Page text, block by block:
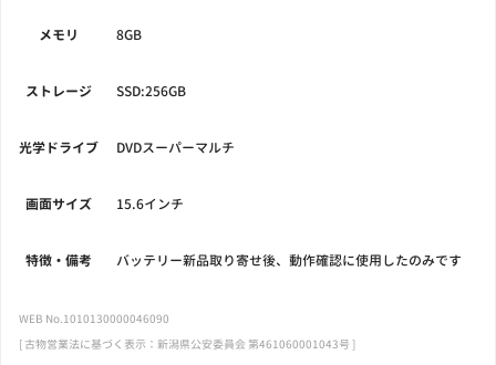
メモリ 8GB
ストレージ SSD:256GB
光学ドライブ DVDスーパーマルチ
画面サイズ 15.6インチ
特徴・備考 バッテリー新品取り寄せ後、動作確認に使用したのみです
WEB No.1010130000046090
[ 古物営業法に基づく表示：新潟県公安委員会 第461060001043号 ]